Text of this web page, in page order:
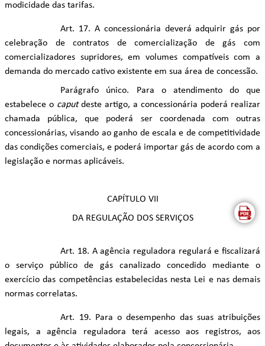
modicidade das tarifas.
Art. 17. A concessionária deverá adquirir gás por
celebração de contratos de comercialização de gás com
comercializadores supridores, em volumes compatíveis com a
demanda do mercado cativo existente em sua área de concessão.
Parágrafo único. Para o atendimento do que
estabelece o caputdeste artigo, a concessionária poderá realizar
chamada pública, que poderá ser coordenada com outras
concessionárias, visando ao ganho de escala e de competitividade
das condições comerciais, e poderá importar gás de acordo com a
legislação e normas aplicáveis.
CAPÍTULO VII
DA REGULAÇÃO DOS SERVIÇOS
Art. 18. A agência reguladora regulará e fiscalizará
o serviço público de gás canalizado concedido mediante o
exercício das competências estabelecidas nesta Lei e nas demais
normas correlatas.
Art. 19. Para o desempenho das suas atribuições
legais, a agência reguladora terá acesso aos registros, aos